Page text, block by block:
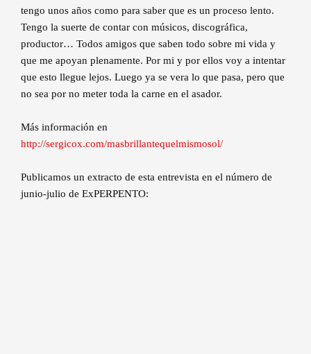
tengo unos años como para saber que es un proceso lento.
Tengo la suerte de contar con músicos, discográfica,
productor… Todos amigos que saben todo sobre mi vida y
que me apoyan plenamente. Por mi y por ellos voy a intentar
que esto llegue lejos. Luego ya se vera lo que pasa, pero que
no sea por no meter toda la carne en el asador.
Más información en
http://sergicox.com/masbrillantequelmismosol/
Publicamos un extracto de esta entrevista en el número de
junio-julio de ExPERPENTO: